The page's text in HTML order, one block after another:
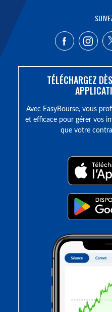
TÉLÉCHARGEZ
Avec EasyBourse, vous
et efficace pour gérer vos
que votre